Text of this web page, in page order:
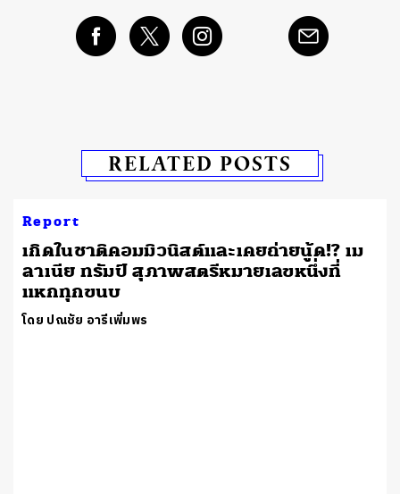
RELATED POSTS
Report
เกิดในชาติคอมมิวนิสต์และเคยถ่ายนู้ด!? เม
ลาเนีย ทรัมป์ สุภาพสตรีหมายเลขหนึ่งที่
แหกทุกขนบ
โดย ปณชัย อารีเพิ่มพร